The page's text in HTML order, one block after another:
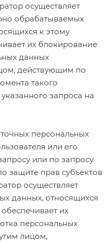
осуществляет
обрабатываемых
к этому
их блокирование
данных
действующим по
такого
запроса на
персональных
или его
или по запросу
защите прав субъектов
осуществляет
данных, относящихся
их
персональных
лицом,